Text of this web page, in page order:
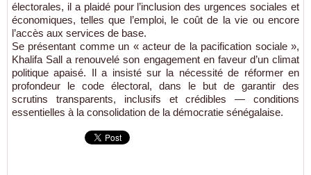
électorales, il a plaidé pour l’inclusion des urgences sociales et
économiques, telles que l’emploi, le coût de la vie ou encore
l’accès aux services de base.
Se présentant comme un « acteur de la pacification sociale »,
Khalifa Sall a renouvelé son engagement en faveur d’un climat
politique apaisé. Il a insisté sur la nécessité de réformer en
profondeur le code électoral, dans le but de garantir des
scrutins transparents, inclusifs et crédibles — conditions
essentielles à la consolidation de la démocratie sénégalaise.